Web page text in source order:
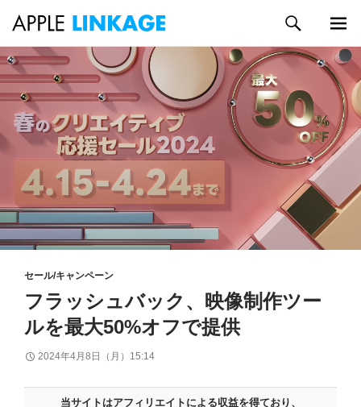
コ
ン
テ
プ
索
メイン
メニュ
ー
セール/キャンペーン
フラッシュバック、映像制作ツー
ルを最大50%オフで提供
2024年4月8日（月）15:14
当サイトはアフィリエイトによる収益を得ており、